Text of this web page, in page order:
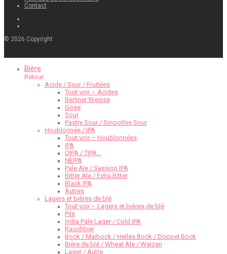
Contact
© 2026 Copyright
Bière
Retour
Acide / Sour / Fruitées
Tout voir – Acides
Berliner Weisse
Gose
Sour
Pastry Sour / Smoothie Sour
Houblonnée / IPA
Tout voir – Houblonnées
IPA
DIPA / TIPA…
NEIPA
Pale Ale / Session IPA
Bitter Ale / Extra Bitter
Black IPA
Autres
Lagers et bières de blé
Tout voir – Lagers et bières de blé
Pils
India Pale Lager / Cold IPA
Rauchbier
Bock / Maibock / Helles Bock / Doppel Bock
Bière de blé / Wheat Ale / Weizen
Lager / Autre